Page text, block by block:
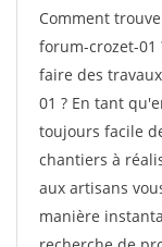
Comment
forum-crozet-01
faire des
01 ? En tant
toujours facile
chantiers à
aux artisans
manière